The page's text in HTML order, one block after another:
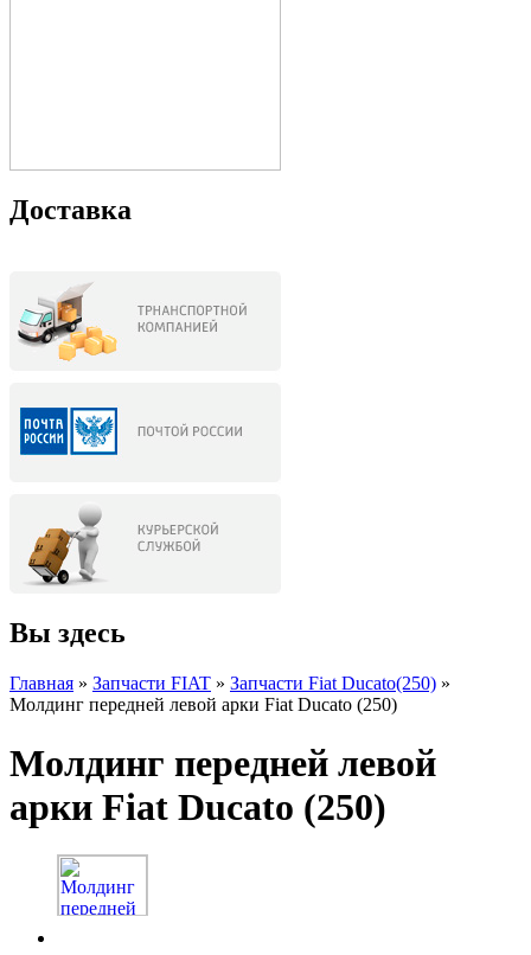
Доставка
Вы здесь
Главная » Запчасти FIAT » Запчасти Fiat Ducato(250) »
Молдинг передней левой арки Fiat Ducato (250)
Молдинг передней левой
арки Fiat Ducato (250)